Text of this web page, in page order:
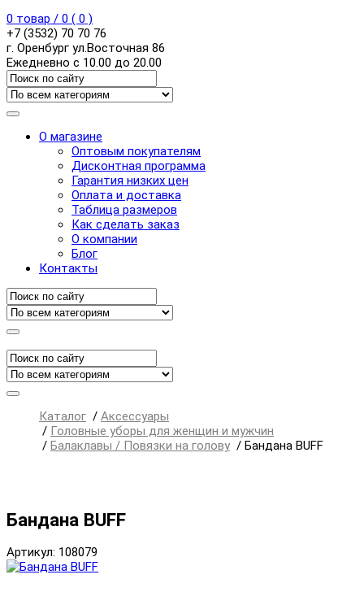
0 товар / 0 ( 0 )
+7 (3532) 70 70 76
г. Оренбург ул.Восточная 86
Ежедневно с 10.00 до 20.00
О магазине
Оптовым покупателям
Дисконтная программа
Гарантия низких цен
Оплата и доставка
Таблица размеров
Как сделать заказ
О компании
Блог
Контакты
Каталог / Аксессуары
/ Головные уборы для женщин и мужчин
/ Балаклавы / Повязки на голову / Бандана BUFF
Бандана BUFF
Артикул: 108079